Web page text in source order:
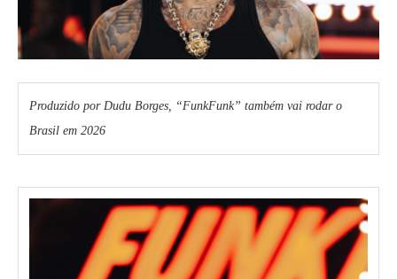
Produzido por Dudu Borges, “FunkFunk” também vai rodar o
Brasil em 2026